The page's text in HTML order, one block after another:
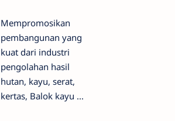
Mempromosikan
pembangunan yang
kuat dari industri
pengolahan hasil
hutan, kayu, serat,
kertas, Balok kayu ...